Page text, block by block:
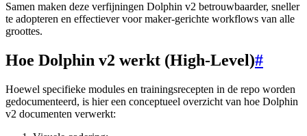
Samen maken deze verfijningen Dolphin v2 betrouwbaarder, sneller
te adopteren en effectiever voor maker-gerichte workflows van alle
groottes.
Hoe Dolphin v2 werkt (High-Level)#
Hoewel specifieke modules en trainingsrecepten in de repo worden
gedocumenteerd, is hier een conceptueel overzicht van hoe Dolphin
v2 documenten verwerkt: